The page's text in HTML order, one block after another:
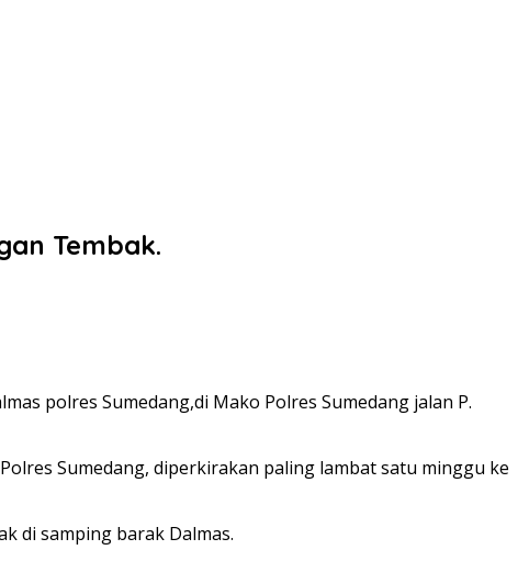
Tembak.
polres Sumedang,di Mako Polres Sumedang jalan P.
Sumedang, diperkirakan paling lambat satu minggu ke
di samping barak Dalmas.